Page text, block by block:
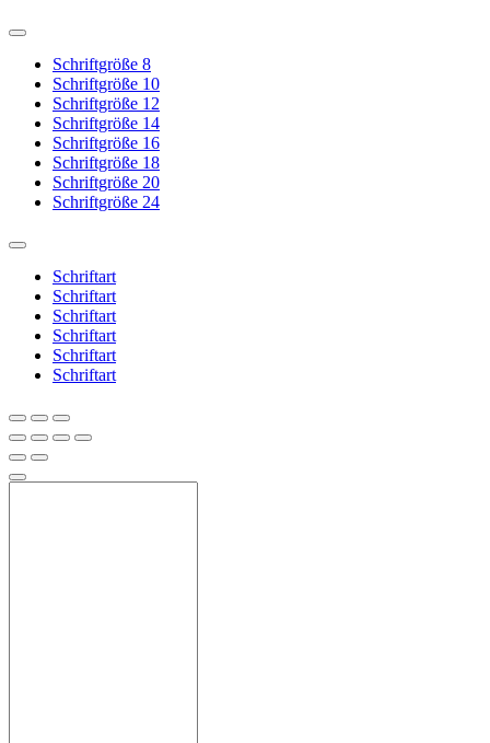
Schriftgröße 8
Schriftgröße 10
Schriftgröße 12
Schriftgröße 14
Schriftgröße 16
Schriftgröße 18
Schriftgröße 20
Schriftgröße 24
Schriftart
Schriftart
Schriftart
Schriftart
Schriftart
Schriftart